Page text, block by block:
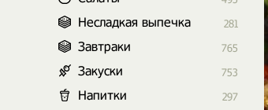
Несладкая выпечка 281
Завтраки 765
Закуски 753
Напитки 297